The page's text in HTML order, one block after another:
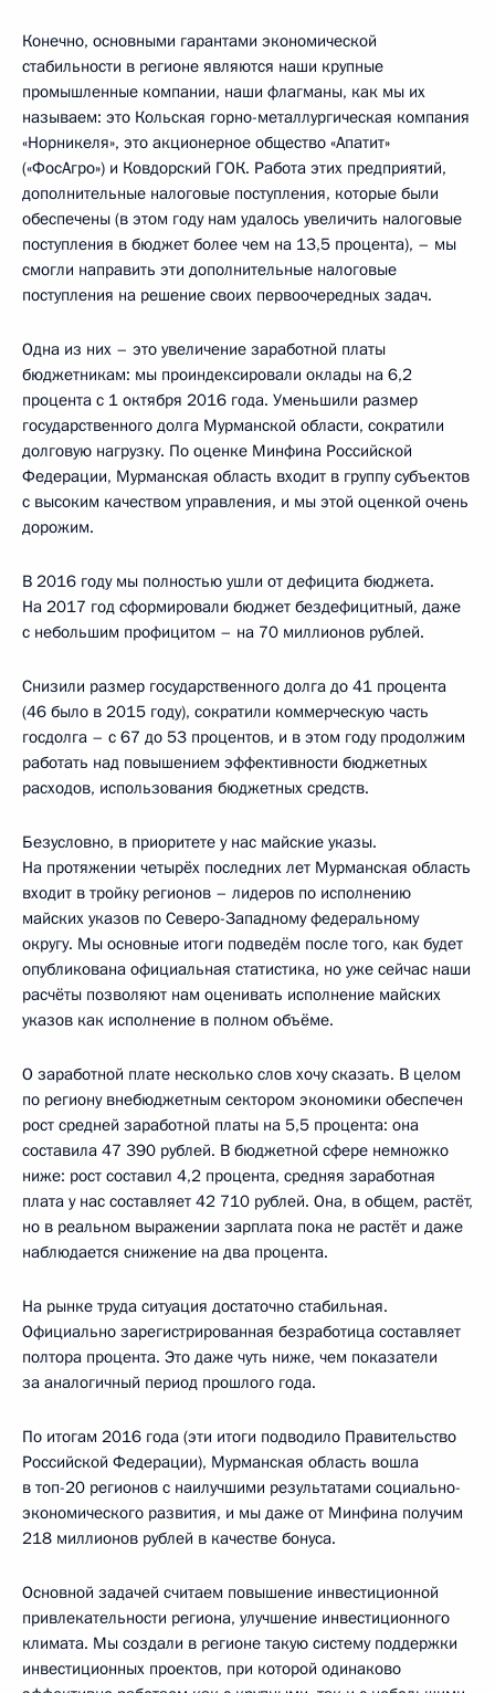
Конечно, основными гарантами экономической
стабильности в регионе являются наши крупные
промышленные компании, наши флагманы, как мы их
называем: это Кольская горно-металлургическая компания
«Норникеля», это акционерное общество «Апатит»
(«ФосАгро») и Ковдорский ГОК. Работа этих предприятий,
дополнительные налоговые поступления, которые были
обеспечены (в этом году нам удалось увеличить налоговые
поступления в бюджет более чем на 13,5 процента), – мы
смогли направить эти дополнительные налоговые
поступления на решение своих первоочередных задач.
Одна из них – это увеличение заработной платы
бюджетникам: мы проиндексировали оклады на 6,2
процента с 1 октября 2016 года. Уменьшили размер
государственного долга Мурманской области, сократили
долговую нагрузку. По оценке Минфина Российской
Федерации, Мурманская область входит в группу субъектов
с высоким качеством управления, и мы этой оценкой очень
дорожим.
В 2016 году мы полностью ушли от дефицита бюджета.
На 2017 год сформировали бюджет бездефицитный, даже
с небольшим профицитом – на 70 миллионов рублей.
Снизили размер государственного долга до 41 процента
(46 было в 2015 году), сократили коммерческую часть
госдолга – с 67 до 53 процентов, и в этом году продолжим
работать над повышением эффективности бюджетных
расходов, использования бюджетных средств.
Безусловно, в приоритете у нас майские указы.
На протяжении четырёх последних лет Мурманская область
входит в тройку регионов – лидеров по исполнению
майских указов по Северо-Западному федеральному
округу. Мы основные итоги подведём после того, как будет
опубликована официальная статистика, но уже сейчас наши
расчёты позволяют нам оценивать исполнение майских
указов как исполнение в полном объёме.
О заработной плате несколько слов хочу сказать. В целом
по региону внебюджетным сектором экономики обеспечен
рост средней заработной платы на 5,5 процента: она
составила 47 390 рублей. В бюджетной сфере немножко
ниже: рост составил 4,2 процента, средняя заработная
плата у нас составляет 42 710 рублей. Она, в общем, растёт,
но в реальном выражении зарплата пока не растёт и даже
наблюдается снижение на два процента.
На рынке труда ситуация достаточно стабильная.
Официально зарегистрированная безработица составляет
полтора процента. Это даже чуть ниже, чем показатели
за аналогичный период прошлого года.
По итогам 2016 года (эти итоги подводило Правительство
Российской Федерации), Мурманская область вошла
в топ-20 регионов с наилучшими результатами социально-
экономического развития, и мы даже от Минфина получим
218 миллионов рублей в качестве бонуса.
Основной задачей считаем повышение инвестиционной
привлекательности региона, улучшение инвестиционного
климата. Мы создали в регионе такую систему поддержки
инвестиционных проектов, при которой одинаково